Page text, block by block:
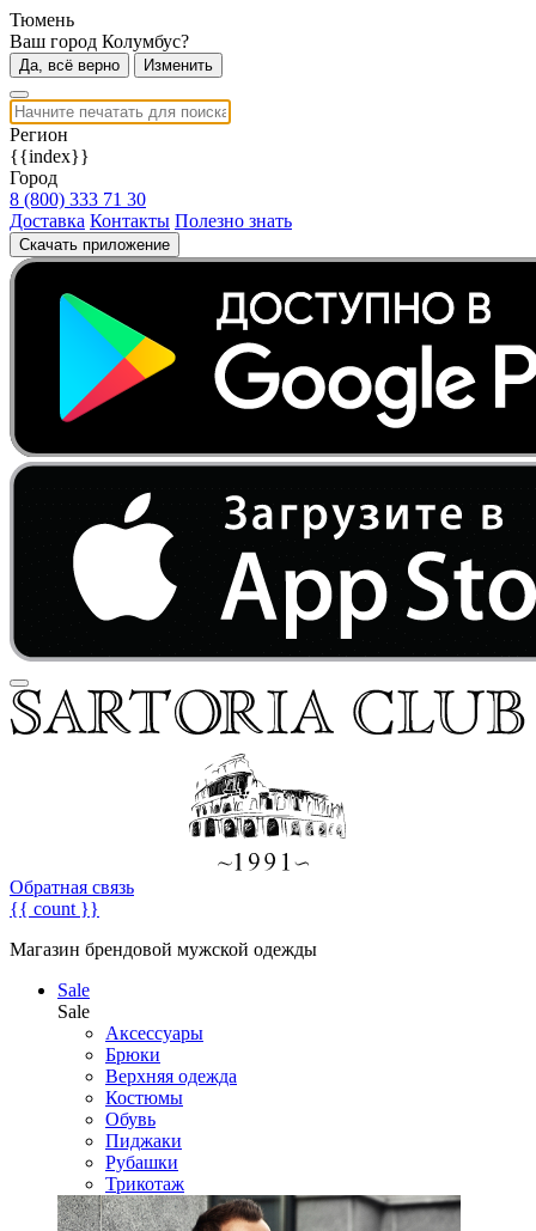
Тюмень
Ваш город Колумбус?
Да, всё верно Изменить
Регион
{{index}}
Город
8 (800) 333 71 30
Доставка Контакты Полезно знать
Скачать приложение
Обратная связь
{{ count }}
Магазин брендовой мужской одежды
Sale
Sale
Аксессуары
Брюки
Верхняя одежда
Костюмы
Обувь
Пиджаки
Рубашки
Трикотаж